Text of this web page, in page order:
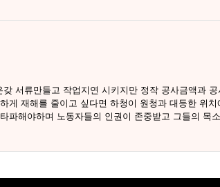
서류만들고 작업지연 시키지만 정작 공사금액과
게 재해를 줄이고 싶다면 하청이 원청과 대등한 위
파해야하며 노동자들의 인권이 존중받고 그들의 목